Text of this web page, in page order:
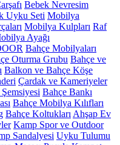
Bebek Nevresim
Uyku Seti Mobilya
Mobilya Kulpları Raf
Ayağı
Bahçe Mobilyaları
Oturma Grubu Bahçe ve
Balkon ve Bahçe Köşe
Çardak ve Kameriyeler
Bahçe Bankı
Bahçe Mobilya Kılıfları
Bahçe Koltukları Ahşap Ev
Kamp Spor ve Outdoor
Sandalyesi Uyku Tulumu